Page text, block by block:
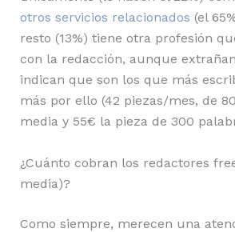
otros servicios relacionados (el
resto (13%) tiene otra profesión
con la redacción, aunque
indican que son los que más
más por ello (42 piezas/mes, de
media y 55€ la pieza de 300
¿Cuánto cobran los redactores
media)?
Como siempre, merecen una